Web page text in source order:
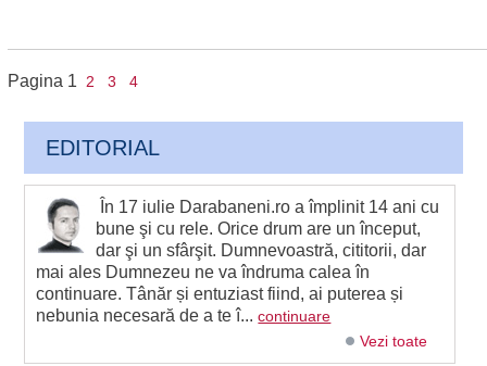
Pagina 1 2 3 4
EDITORIAL
În 17 iulie Darabaneni.ro a împlinit 14 ani cu
bune şi cu rele. Orice drum are un început,
dar şi un sfârşit. Dumnevoastră, cititorii, dar
mai ales Dumnezeu ne va îndruma calea în
continuare. Tânăr și entuziast fiind, ai puterea și
nebunia necesară de a te î...continuare
Vezi toate